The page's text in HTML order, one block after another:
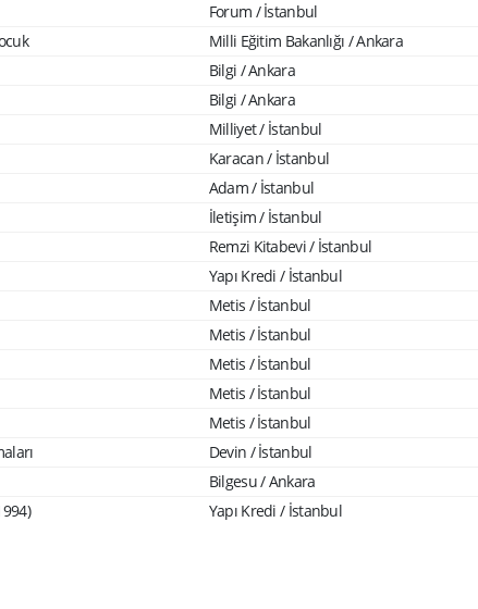
Forum / İstanbul
Milli Eğitim Bakanlığı / Ankara
Bilgi / Ankara
Bilgi / Ankara
Milliyet / İstanbul
Karacan / İstanbul
Adam / İstanbul
İletişim / İstanbul
Remzi Kitabevi / İstanbul
Yapı Kredi / İstanbul
Metis / İstanbul
Metis / İstanbul
Metis / İstanbul
Metis / İstanbul
Metis / İstanbul
Devin / İstanbul
Bilgesu / Ankara
Yapı Kredi / İstanbul